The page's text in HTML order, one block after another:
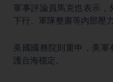
軍事評論員馬克也表示
下行、軍隊整肅等內部壓
美國國務院則重申，美
護台海穩定。